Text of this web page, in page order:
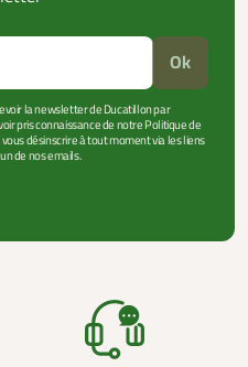
Ok
la newsletter de Ducatillon par
pris connaissance de notre Politique de
désinscrire à tout moment via les liens
de nos emails.